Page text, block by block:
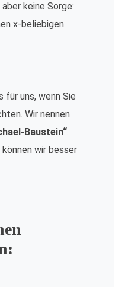
keine Sorge:
x-beliebigen
für uns, wenn Sie
Wir nennen
Baustein“.
wir besser